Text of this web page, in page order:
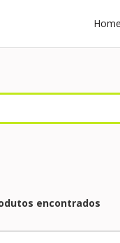
Home
encontrados